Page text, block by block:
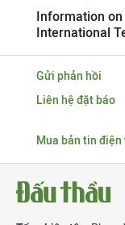
Information on
International
Gửi phản hồi
Liên hệ đặt báo
Mua bản tin điện